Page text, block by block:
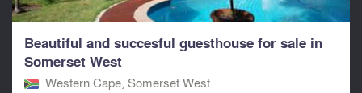
Beautiful and succesful guesthouse for sale in
Somerset West
Western Cape, Somerset West